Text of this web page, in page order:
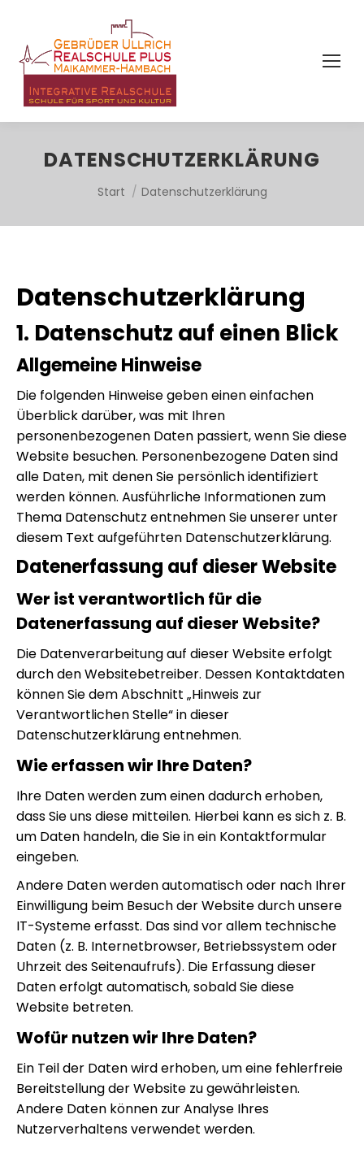
DATENSCHUTZERKLÄRUNG
Sie befinden sich hier:
Start Datenschutzerklärung
Datenschutz­erklärung
1. Datenschutz auf einen Blick
Allgemeine Hinweise
Die folgenden Hinweise geben einen einfachen
Überblick darüber, was mit Ihren
personenbezogenen Daten passiert, wenn Sie diese
Website besuchen. Personenbezogene Daten sind
alle Daten, mit denen Sie persönlich identifiziert
werden können. Ausführliche Informationen zum
Thema Datenschutz entnehmen Sie unserer unter
diesem Text aufgeführten Datenschutzerklärung.
Datenerfassung auf dieser Website
Wer ist verantwortlich für die
Datenerfassung auf dieser Website?
Die Datenverarbeitung auf dieser Website erfolgt
durch den Websitebetreiber. Dessen Kontaktdaten
können Sie dem Abschnitt „Hinweis zur
Verantwortlichen Stelle“ in dieser
Datenschutzerklärung entnehmen.
Wie erfassen wir Ihre Daten?
Ihre Daten werden zum einen dadurch erhoben,
dass Sie uns diese mitteilen. Hierbei kann es sich z. B.
um Daten handeln, die Sie in ein Kontaktformular
eingeben.
Andere Daten werden automatisch oder nach Ihrer
Einwilligung beim Besuch der Website durch unsere
IT-Systeme erfasst. Das sind vor allem technische
Daten (z. B. Internetbrowser, Betriebssystem oder
Uhrzeit des Seitenaufrufs). Die Erfassung dieser
Daten erfolgt automatisch, sobald Sie diese
Website betreten.
Wofür nutzen wir Ihre Daten?
Ein Teil der Daten wird erhoben, um eine fehlerfreie
Bereitstellung der Website zu gewährleisten.
Andere Daten können zur Analyse Ihres
Nutzerverhaltens verwendet werden.